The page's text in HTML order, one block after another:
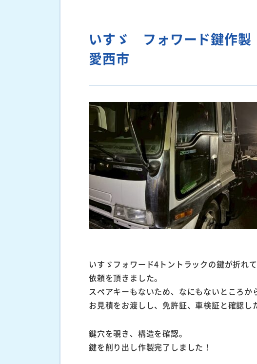
いすゞ フォワード鍵作
愛西市
いすゞフォワード4トントラックの鍵が折れ
依頼を頂きました。
スペアキーもないため、なにもないところか
お見積をお渡しし、免許証、車検証と確認し
鍵穴を覗き、構造を確認。
鍵を削り出し作製完了しました！